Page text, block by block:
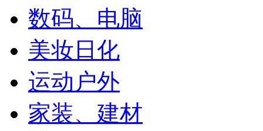
数码、电脑
美妆日化
运动户外
家装、建材